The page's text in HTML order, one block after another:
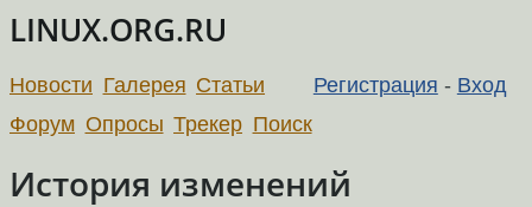
LINUX.ORG.RU
Регистрация - Вход
Новости Галерея Статьи
Форум Опросы Трекер Поиск
История изменений